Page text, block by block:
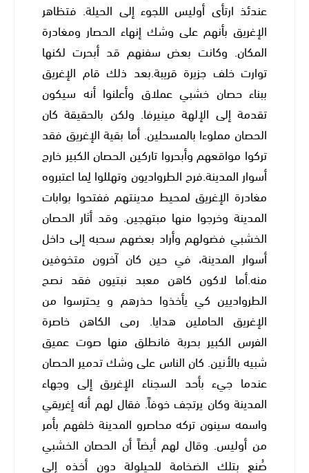
عندئذ ارتأى أوليس اللجوء إلى الحيلة. فتظاهر
الإغريق بأنهم على وشك إنهاء الحصار ومغادرة
المكان. وكانت بعض سفنهم قد أبحرت لكنها
توارت خلف جزيرة قريبة.بعد ذلك قام الإغريق
ببناء حصان خشبي عملاق وأعلنوا أنه سيكون
تقدمة إلى الإلهة مينيرفا. ولكن بالحقيقة كان
الحصان مملوءا بالمسحلين. أما بقية الإغريق فقد
تركوا مواقعهم وأبحروا تاركين الحصان الكبير خارج
أسوار المدينة.فرح الطرواديون وتهللوا لِما اعتبروه
مغادرة الإغريق لمحيط مدينتهم ففتحوا بوابات
المدينة وخرجوا منها مبتهجين. وقد أثار الحصان
الخشبي فضولهم وأراد بعضهم سحبه إلى داخل
أسوار المدينة، في حين كان آخرون متخوفين
منه.أما لاكون كاهن معبد نبتيون فقد نصح
الطرواديين كي يأخذوا حذرهم و يحترسوا من
الإغريق الحاملين هدايا. رمى الكاهن خاصرة
الفرس الكبير بحربة فانطلق منها صوت عميق
شبيه بالأنين. كان الناس على وشك تدمير الحصان
عندما جيء بأحد السجناء الإغريق إلى وجهاء
المدينة وكان يرتجف خوفاً. فقال لهم أنه إغريقي
واسمه سينون تركه محاصرو المدينة خلفهم بأمر
من أوليس. وقال لهم أيضاً أن الحصان الخشبي
صُنع بتلك الضخامة للحيلولة دون أخذه إلى